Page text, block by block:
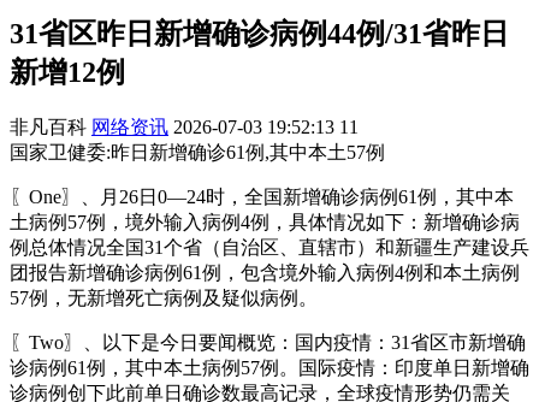
31省区昨日新增确诊病例44例/31省昨日
新增12例
非凡百科 网络资讯 2026-07-03 19:52:13 11
国家卫健委:昨日新增确诊61例,其中本土57例
〖One〗、月26日0—24时，全国新增确诊病例61例，其中本
土病例57例，境外输入病例4例，具体情况如下：新增确诊病
例总体情况全国31个省（自治区、直辖市）和新疆生产建设兵
团报告新增确诊病例61例，包含境外输入病例4例和本土病例
57例，无新增死亡病例及疑似病例。
〖Two〗、以下是今日要闻概览：国内疫情：31省区市新增确
诊病例61例，其中本土病例57例。国际疫情：印度单日新增确
诊病例创下此前单日确诊数最高记录，全球疫情形势仍需关